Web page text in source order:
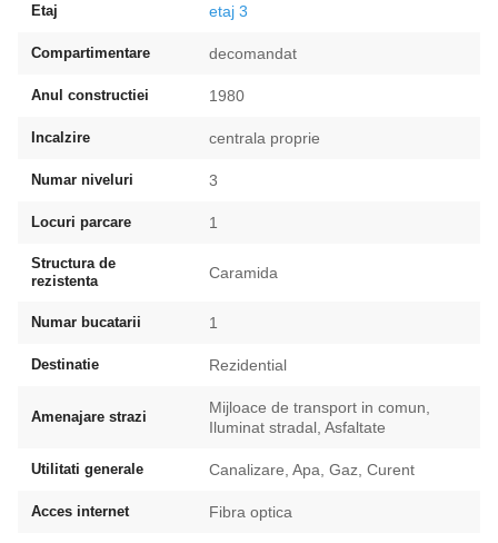
Etaj etaj 3
Compartimentare decomandat
Anul constructiei 1980
Incalzire centrala proprie
Numar niveluri 3
Locuri parcare 1
Structura de
rezistenta
Caramida
Numar bucatarii 1
Destinatie Rezidential
Amenajare strazi
Mijloace de transport in comun,
Iluminat stradal, Asfaltate
Utilitati generale Canalizare, Apa, Gaz, Curent
Acces internet Fibra optica